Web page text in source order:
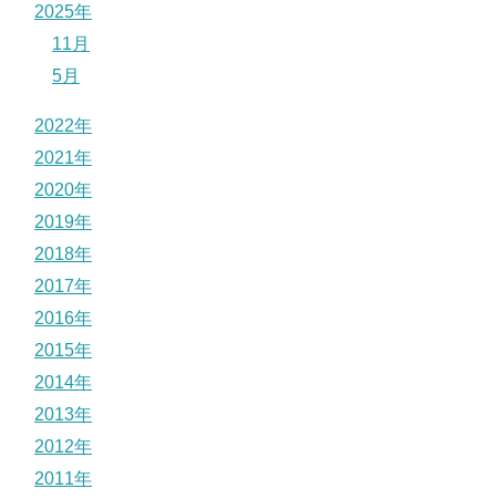
2025年
11月
5月
2022年
2021年
2020年
2019年
2018年
2017年
2016年
2015年
2014年
2013年
2012年
2011年